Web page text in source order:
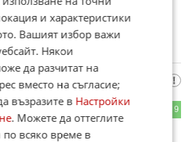
9
уе.й .
и характеристики
Вашият избор важи
Някои
да разчитат на
вместо на съгласие;
възразите в Настройки
. Можете да оттеглите
по всяко време в